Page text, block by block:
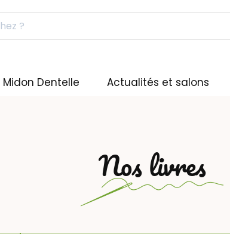
Midon Dentelle Actualités et salons
Nos livres